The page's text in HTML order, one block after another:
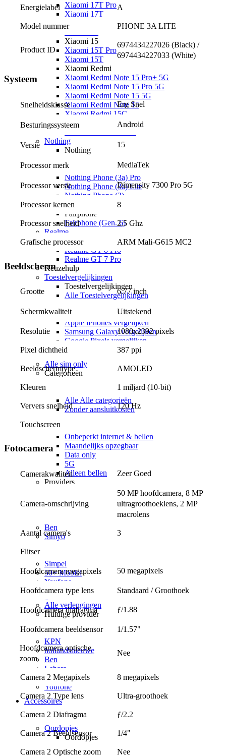
Xiaomi 17T Pro
Xiaomi 17T
Xiaomi 17 Ultra
Xiaomi 15
Xiaomi 15T Pro
Xiaomi 15T
Xiaomi Redmi
Xiaomi Redmi Note 15 Pro+ 5G
Xiaomi Redmi Note 15 Pro 5G
Xiaomi Redmi Note 15 5G
Xiaomi Redmi Note 15
Xiaomi Redmi 15C
Overige
Nothing
Nothing
Nothing Phone (4a)
Nothing Phone (3a) Pro
Nothing Phone (3a) Lite
Nothing Phone (3)
Fairphone
Fairphone
Fairphone (Gen. 6)
Realme
Realme
Realme GT 8 Pro
Realme GT 7 Pro
Keuzehulp
Toestelvergelijkingen
Toestelvergelijkingen
Alle Toestelvergelijkingen
iOS vs Android
Apple iPhones vergelijken
Samsung Galaxy vergelijken
Google Pixels vergelijken
Sim only
Alle sim only
Categorieën
Alle Alle categorieën
Zonder aansluitkosten
Onbeperkt internet & bellen
Maandelijks opzegbaar
Data only
5G
Alleen bellen
Providers
Vodafone
KPN
Ben
Simyo
Simpel
50+ Mobiel
Youfone
Verlengen
Alle verlengingen
Huidige provider
Vodafone
KPN
hollandsnieuwe
Ben
Lebara
50+ Mobiel
Youfone
Accessoires
Alle accessoires
Elektronica
Oordopjes
Oordopjes
Energielabel A
Model nummer PHONE 3A LITE
Product ID
6974434227026 (Black) /
6974434227033 (White)
Systeem
Snelheidsklasse Erg Snel
Besturingssysteem Android
Versie 15
Processor merk MediaTek
Processor versie Dimensity 7300 Pro 5G
Processor kernen 8
Processor snelheid 2.5 Ghz
Grafische processor ARM Mali-G615 MC2
Beeldscherm
Grootte 6.77 inch
Schermkwaliteit Uitstekend
Resolutie 1080x2392 pixels
Pixel dichtheid 387 ppi
Beeldschermtype AMOLED
Kleuren 1 miljard (10-bit)
Ververs snelheid 120 Hz
Touchscreen
Fotocamera
Camerakwaliteit Zeer Goed
Camera-omschrijving
50 MP hoofdcamera, 8 MP
ultragroothoeklens, 2 MP
macrolens
Aantal camera's 3
Flitser
Hoofdcamera megapixels 50 megapixels
Hoofdcamera type lens Standaard / Groothoek
Hoofdcamera diafragma ƒ/1.88
Hoofdcamera beeldsensor 1/1.57"
Hoofdcamera optische
zoom
Nee
Camera 2 Megapixels 8 megapixels
Camera 2 Type lens Ultra-groothoek
Camera 2 Diafragma ƒ/2.2
Camera 2 Beeldsensor 1/4"
Camera 2 Optische zoom Nee